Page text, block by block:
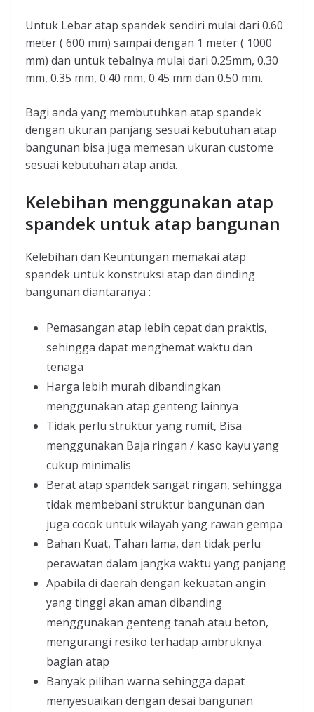
Untuk Lebar atap spandek sendiri mulai dari 0.60
meter ( 600 mm) sampai dengan 1 meter ( 1000
mm) dan untuk tebalnya mulai dari 0.25mm, 0.30
mm, 0.35 mm, 0.40 mm, 0.45 mm dan 0.50 mm.
Bagi anda yang membutuhkan atap spandek
dengan ukuran panjang sesuai kebutuhan atap
bangunan bisa juga memesan ukuran custome
sesuai kebutuhan atap anda.
Kelebihan menggunakan atap
spandek untuk atap bangunan
Kelebihan dan Keuntungan memakai atap
spandek untuk konstruksi atap dan dinding
bangunan diantaranya :
Pemasangan atap lebih cepat dan praktis,
sehingga dapat menghemat waktu dan
tenaga
Harga lebih murah dibandingkan
menggunakan atap genteng lainnya
Tidak perlu struktur yang rumit, Bisa
menggunakan Baja ringan / kaso kayu yang
cukup minimalis
Berat atap spandek sangat ringan, sehingga
tidak membebani struktur bangunan dan
juga cocok untuk wilayah yang rawan gempa
Bahan Kuat, Tahan lama, dan tidak perlu
perawatan dalam jangka waktu yang panjang
Apabila di daerah dengan kekuatan angin
yang tinggi akan aman dibanding
menggunakan genteng tanah atau beton,
mengurangi resiko terhadap ambruknya
bagian atap
Banyak pilihan warna sehingga dapat
menyesuaikan dengan desai bangunan